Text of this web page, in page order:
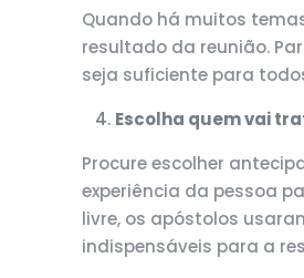
Quando há muitos
resultado da reunião.
seja suficiente para
Escolha quem vai
Procure escolher
experiência da pessoa
livre, os apóstolos
indispensáveis para a